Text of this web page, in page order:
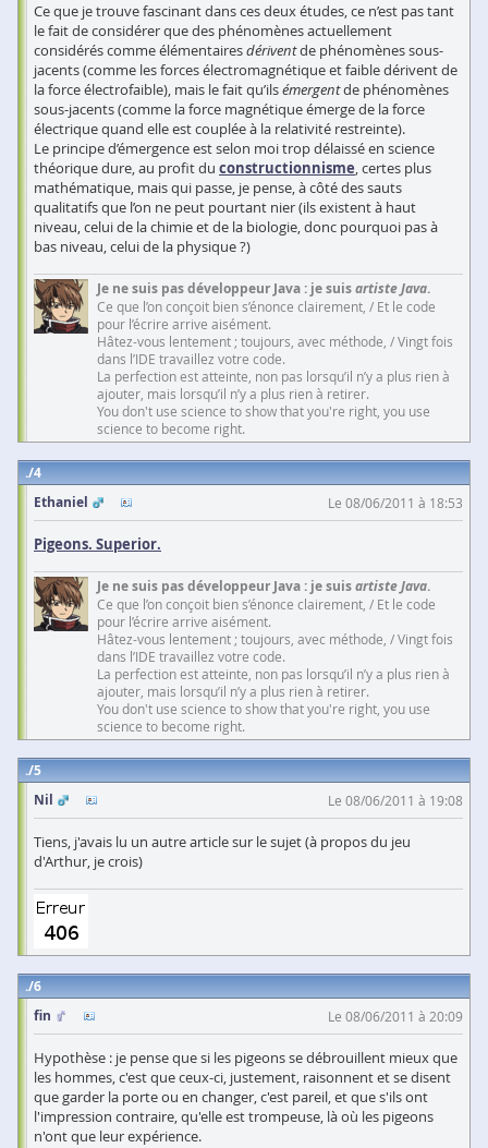
Ce que je trouve fascinant dans ces deux études, ce n’est pas tant
le fait de considérer que des phénomènes actuellement
considérés comme élémentairesdériventde phénomènes sous-
jacents (comme les forces électromagnétique et faible dérivent de
la force électrofaible), mais le fait qu’ilsémergentde phénomènes
sous-jacents (comme la force magnétique émerge de la force
électrique quand elle est couplée à la relativité restreinte).
Le principe d’émergence est selon moi trop délaissé en science
théorique dure, au profit du constructionnisme, certes plus
mathématique, mais qui passe, je pense, à côté des sauts
qualitatifs que l’on ne peut pourtant nier (ils existent à haut
niveau, celui de la chimie et de la biologie, donc pourquoi pas à
bas niveau, celui de la physique ?)
Je ne suis pas développeur Java : je suisartiste Java.
Ce que l’on conçoit bien s’énonce clairement, / Et le code
pour l’écrire arrive aisément.
Hâtez-vous lentement ; toujours, avec méthode, / Vingt fois
dans l’IDE travaillez votre code.
La perfection est atteinte, non pas lorsqu’il n’y a plus rien à
ajouter, mais lorsqu’il n’y a plus rien à retirer.
You don't use science to show that you're right, you use
science to become right.
4
Ethaniel
Le 08/06/2011 à 18:53
Pigeons. Superior.
Je ne suis pas développeur Java : je suisartiste Java.
Ce que l’on conçoit bien s’énonce clairement, / Et le code
pour l’écrire arrive aisément.
Hâtez-vous lentement ; toujours, avec méthode, / Vingt fois
dans l’IDE travaillez votre code.
La perfection est atteinte, non pas lorsqu’il n’y a plus rien à
ajouter, mais lorsqu’il n’y a plus rien à retirer.
You don't use science to show that you're right, you use
science to become right.
5
Nil
Le 08/06/2011 à 19:08
Tiens, j'avais lu un autre article sur le sujet (à propos du jeu
d'Arthur, je crois)
6
fin
Le 08/06/2011 à 20:09
Hypothèse : je pense que si les pigeons se débrouillent mieux que
les hommes, c'est que ceux-ci, justement, raisonnent et se disent
que garder la porte ou en changer, c'est pareil, et que s'ils ont
l'impression contraire, qu'elle est trompeuse, là où les pigeons
n'ont que leur expérience.